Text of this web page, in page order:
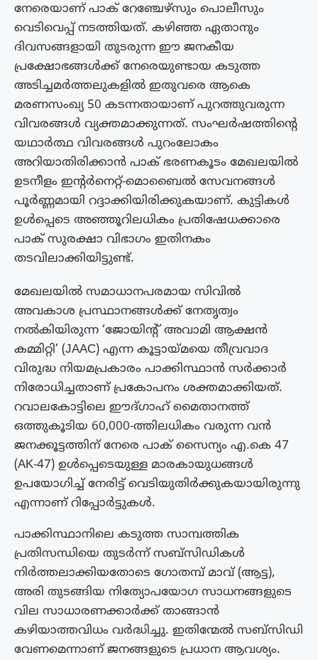
നേരെയാണ് പാക് റേഞ്ചേഴ്സും പൊലീസും
വെടിവെപ്പ് നടത്തിയത്. കഴിഞ്ഞ ഏതാനും
ദിവസങ്ങളായി തുടരുന്ന ഈ ജനകീയ
പ്രക്ഷോഭങ്ങൾക്ക് നേരെയുണ്ടായ കടുത്ത
അടിച്ചമർത്തലുകളിൽ ഇതുവരെ ആകെ
മരണസംഖ്യ 50 കടന്നതായാണ് പുറത്തുവരുന്ന
വിവരങ്ങൾ വ്യക്തമാക്കുന്നത്. സംഘർഷത്തിന്റെ
യഥാർത്ഥ വിവരങ്ങൾ പുറംലോകം
അറിയാതിരിക്കാൻ പാക് ഭരണകൂടം മേഖലയിൽ
ഉടനീളം ഇന്റർനെറ്റ്-മൊബൈൽ സേവനങ്ങൾ
പൂർണ്ണമായി റദ്ദാക്കിയിരിക്കുകയാണ്. കുട്ടികൾ
ഉൾപ്പെടെ അഞ്ഞൂറിലധികം പ്രതിഷേധക്കാരെ
പാക് സുരക്ഷാ വിഭാഗം ഇതിനകം
തടവിലാക്കിയിട്ടുണ്ട്.
മേഖലയിൽ സമാധാനപരമായ സിവിൽ
അവകാശ പ്രസ്ഥാനങ്ങൾക്ക് നേതൃത്വം
നൽകിയിരുന്ന ‘ജോയിന്റ് അവാമി ആക്ഷൻ
കമ്മിറ്റി’ (JAAC) എന്ന കൂട്ടായ്മയെ തീവ്രവാദ
വിരുദ്ധ നിയമപ്രകാരം പാക്കിസ്ഥാൻ സർക്കാർ
നിരോധിച്ചതാണ് പ്രകോപനം ശക്തമാക്കിയത്.
റവാലകോട്ടിലെ ഈദ്ഗാഹ് മൈതാനത്ത്
ഒത്തുകൂടിയ 60,000-ത്തിലധികം വരുന്ന വൻ
ജനക്കൂട്ടത്തിന് നേരെ പാക് സൈന്യം എ.കെ 47
(AK-47) ഉൾപ്പെടെയുള്ള മാരകായുധങ്ങൾ
ഉപയോഗിച്ച് നേരിട്ട് വെടിയുതിർക്കുകയായിരുന്നു
എന്നാണ് റിപ്പോർട്ടുകൾ.
പാക്കിസ്ഥാനിലെ കടുത്ത സാമ്പത്തിക
പ്രതിസന്ധിയെ തുടർന്ന് സബ്‌സിഡികൾ
നിർത്തലാക്കിയതോടെ ഗോതമ്പ് മാവ് (ആട്ട),
അരി തുടങ്ങിയ നിത്യോപയോഗ സാധനങ്ങളുടെ
വില സാധാരണക്കാർക്ക് താങ്ങാൻ
കഴിയാത്തവിധം വർദ്ധിച്ചു. ഇതിന്മേൽ സബ്‌സിഡി
വേണമെന്നാണ് ജനങ്ങളുടെ പ്രധാന ആവശ്യം.